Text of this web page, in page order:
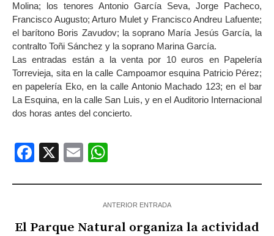
Molina; los tenores Antonio García Seva, Jorge Pacheco,
Francisco Augusto; Arturo Mulet y Francisco Andreu Lafuente;
el barítono Boris Zavudov; la soprano María Jesús García, la
contralto Toñi Sánchez y la soprano Marina García.
Las entradas están a la venta por 10 euros en Papelería
Torrevieja, sita en la calle Campoamor esquina Patricio Pérez;
en papelería Eko, en la calle Antonio Machado 123; en el bar
La Esquina, en la calle San Luis, y en el Auditorio Internacional
dos horas antes del concierto.
Facebook
X Email
ANTERIOR ENTRADA
El Parque Natural organiza la actividad